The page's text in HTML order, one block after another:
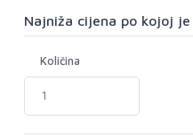
Najniža cijena po kojoj
Količina